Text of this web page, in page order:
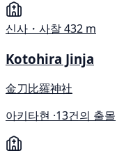
신사・사찰432 m
Kotohira Jinja
金刀比羅神社
아키타현 ·13건의 출몰